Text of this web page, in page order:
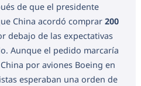
de que el presidente
China acordó comprar 200
debajo de las expectativas
Aunque el pedido marcaría
por aviones Boeing en
esperaban una orden de